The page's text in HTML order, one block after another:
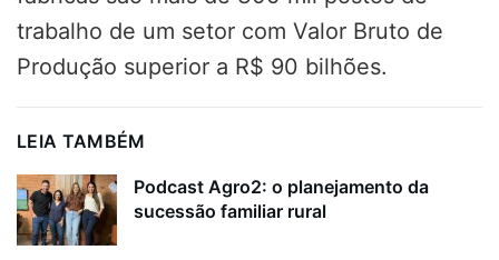
trabalho de um setor com Valor Bruto de
Produção superior a R$ 90 bilhões.
LEIA TAMBÉM
Podcast Agro2: o planejamento da
sucessão familiar rural